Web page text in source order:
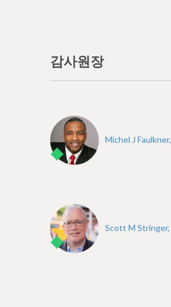
감사원장
Michel J Faulkner,
Scott M Stringer,